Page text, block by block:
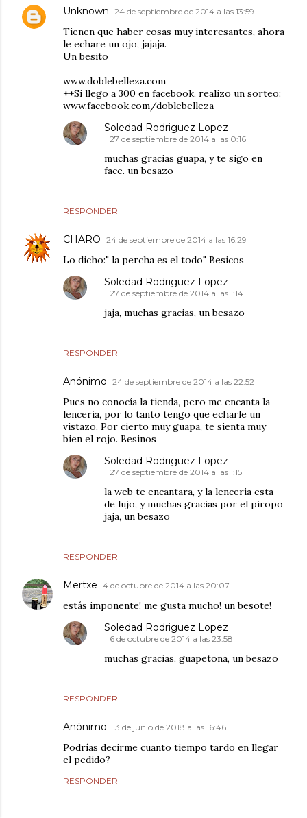
Unknown 24 de septiembre de 2014 a las 13:59
Tienen que haber cosas muy interesantes, ahora
le echare un ojo, jajaja.
Un besito
www.doblebelleza.com
++Si llego a 300 en facebook, realizo un sorteo:
www.facebook.com/doblebelleza
RESPONDER
Soledad Rodriguez Lopez
27 de septiembre de 2014 a las 0:16
muchas gracias guapa, y te sigo en
face. un besazo
CHARO 24 de septiembre de 2014 a las 16:29
Lo dicho:" la percha es el todo" Besicos
RESPONDER
Soledad Rodriguez Lopez
27 de septiembre de 2014 a las 1:14
jaja, muchas gracias, un besazo
Anónimo 24 de septiembre de 2014 a las 22:52
Pues no conocía la tienda, pero me encanta la
lenceria, por lo tanto tengo que echarle un
vistazo. Por cierto muy guapa, te sienta muy
bien el rojo. Besinos
RESPONDER
Soledad Rodriguez Lopez
27 de septiembre de 2014 a las 1:15
la web te encantara, y la lenceria esta
de lujo, y muchas gracias por el piropo
jaja, un besazo
Mertxe 4 de octubre de 2014 a las 20:07
estás imponente! me gusta mucho! un besote!
RESPONDER
Soledad Rodriguez Lopez
6 de octubre de 2014 a las 23:58
muchas gracias, guapetona, un besazo
Anónimo 13 de junio de 2018 a las 16:46
Podrías decirme cuanto tiempo tardo en llegar
el pedido?
RESPONDER